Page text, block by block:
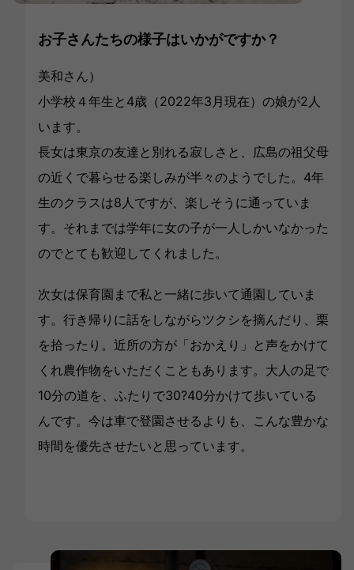
お子さんたちの様子はいかがですか？
美和さん）
小学校４年生と4歳（2022年3月現在）の娘が2人
います。
長女は東京の友達と別れる寂しさと、広島の祖父母
の近くで暮らせる楽しみが半々のようでした。4年
生のクラスは8人ですが、楽しそうに通っていま
す。それまでは学年に女の子が一人しかいなかった
のでとても歓迎してくれました。
次女は保育園まで私と一緒に歩いて通園していま
す。行き帰りに話をしながらツクシを摘んだり、栗
を拾ったり。近所の方が「おかえり」と声をかけて
くれ農作物をいただくこともあります。大人の足で
10分の道を、ふたりで30?40分かけて歩いている
んです。今は車で登園させるよりも、こんな豊かな
時間を優先させたいと思っています。